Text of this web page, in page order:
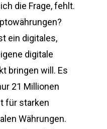
die Frage, fehlt.
ein digitales,
digitale
bringen will. Es
21 Millionen
für starken
Währungen.